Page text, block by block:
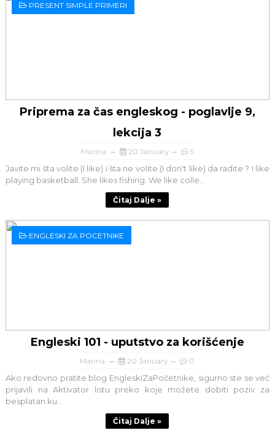
PRESENT SIMPLE PRIMERI
Priprema za čas engleskog - poglavlje 9,
lekcija 3
Marina 20 January 5
Javite mi šta volite (I like) i šta ne volite (I don't like) da radite ? I like
playing basketball. She likes fishing. We like colle...
Čitaj Dalje »
ENGLESKI ZA POCETNIKE
Engleski 101 - uputstvo za korišćenje
Marina 20 January 0
Ako redovno pratite blog EngleskiZaPočetnike, sigurno ste se već
prijavili na Aktivator listu preko koje možete dobiti poziv za
besplatan ku...
Čitaj Dalje »